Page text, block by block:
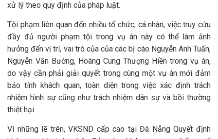
xử lý theo quy định của pháp luật.
Tội phạm liên quan đến nhiều tổ chức, cá nhân, việc truy cứu
đầy đủ người phạm tội trong vụ án này có thể làm ảnh
hưởng đến vị trí, vai trò của của các bị cáo Nguyễn Anh Tuấn,
Nguyễn Văn Bường, Hoàng Cung Thượng Hiền trong vụ án,
do vậy cần phải giải quyết trong cùng một vụ án mới đảm
bảo tính khách quan, toàn diện trong việc xác định trách
nhiệm hình sự cũng như trách nhiệm dân sự và bồi thường
thiệt hại.
Vì những lẽ trên, VKSND cấp cao tại Đà Nẵng Quyết định